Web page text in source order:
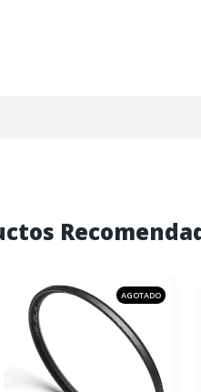
AGOTADO